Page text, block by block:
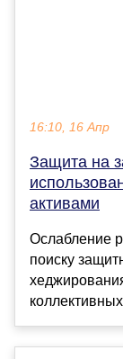
16:10, 16 Апр
Защита на
активами
Ослабление
поиску